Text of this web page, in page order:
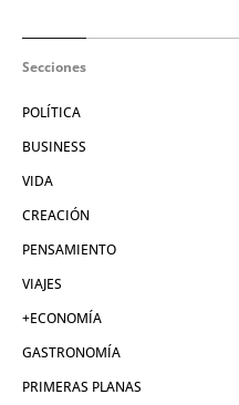
Secciones
POLÍTICA
BUSINESS
VIDA
CREACIÓN
PENSAMIENTO
VIAJES
+ECONOMÍA
GASTRONOMÍA
PRIMERAS PLANAS